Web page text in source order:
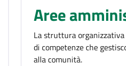
Aree
La struttura
di competenze che
alla comunità.